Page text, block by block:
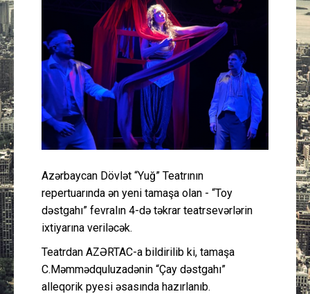
Güney Azərbaycan
Mədəniyyət
Müsahibə
İdman
Peşə etikası
Azərbaycan Dövlət “Yuğ” Teatrının
repertuarında ən yeni tamaşa olan - “Toy
dəstgahı” fevralın 4-də təkrar teatrsevərlərin
ixtiyarına veriləcək.
Teatrdan AZƏRTAC-a bildirilib ki, tamaşa
C.Məmmədquluzadənin “Çay dəstgahı”
alleqorik pyesi əsasında hazırlanıb.